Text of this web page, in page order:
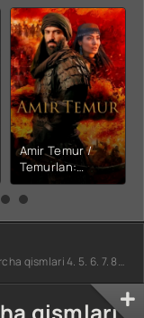
Amir Temur /
Temurlan:
Fathchining
yuksalishi
tarjima kino Full
HD tas-ix
200 Qism Uzbek tilida Koreya serial o'zbek tilida HD